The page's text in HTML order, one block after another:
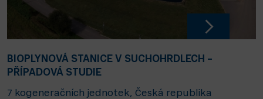
BIOPLYNOVÁ STANICE V SUCHOHRDLECH –
PŘÍPADOVÁ STUDIE
7 kogeneračních jednotek, Česká republika